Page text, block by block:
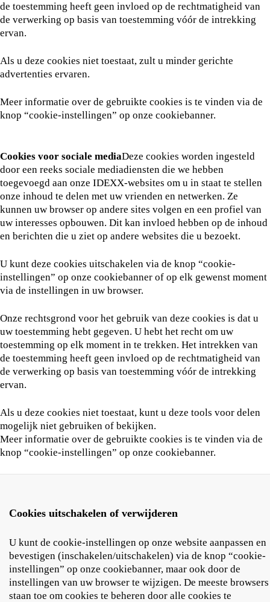
de toestemming heeft geen invloed op de rechtmatigheid van
de verwerking op basis van toestemming vóór de intrekking
ervan.
Als u deze cookies niet toestaat, zult u minder gerichte
advertenties ervaren.
Meer informatie over de gebruikte cookies is te vinden via de
knop “cookie-instellingen” op onze cookiebanner.
Cookies voor sociale mediaDeze cookies worden ingesteld
door een reeks sociale mediadiensten die we hebben
toegevoegd aan onze IDEXX-websites om u in staat te stellen
onze inhoud te delen met uw vrienden en netwerken. Ze
kunnen uw browser op andere sites volgen en een profiel van
uw interesses opbouwen. Dit kan invloed hebben op de inhoud
en berichten die u ziet op andere websites die u bezoekt.
U kunt deze cookies uitschakelen via de knop “cookie-
instellingen” op onze cookiebanner of op elk gewenst moment
via de instellingen in uw browser.
Onze rechtsgrond voor het gebruik van deze cookies is dat u
uw toestemming hebt gegeven. U hebt het recht om uw
toestemming op elk moment in te trekken. Het intrekken van
de toestemming heeft geen invloed op de rechtmatigheid van
de verwerking op basis van toestemming vóór de intrekking
ervan.
Als u deze cookies niet toestaat, kunt u deze tools voor delen
mogelijk niet gebruiken of bekijken.
Meer informatie over de gebruikte cookies is te vinden via de
knop “cookie-instellingen” op onze cookiebanner.
Cookies uitschakelen of verwijderen
U kunt de cookie-instellingen op onze website aanpassen en
bevestigen (inschakelen/uitschakelen) via de knop “cookie-
instellingen” op onze cookiebanner, maar ook door de
instellingen van uw browser te wijzigen. De meeste browsers
staan toe om cookies te beheren door alle cookies te